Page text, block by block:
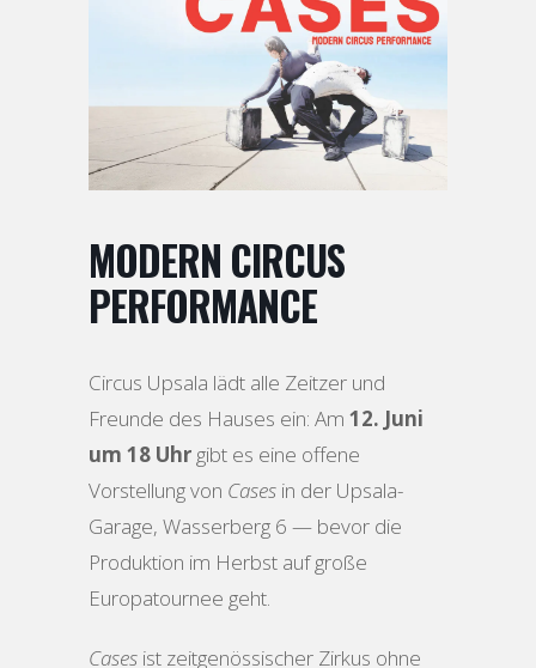
MODERN CIRCUS
PERFORMANCE
Circus Upsala lädt alle Zeitzer und
Freunde des Hauses ein: Am 12. Juni
um 18 Uhr gibt es eine offene
Vorstellung von Cases in der Upsala-
Garage, Wasserberg 6 — bevor die
Produktion im Herbst auf große
Europatournee geht.
Cases ist zeitgenössischer Zirkus ohne